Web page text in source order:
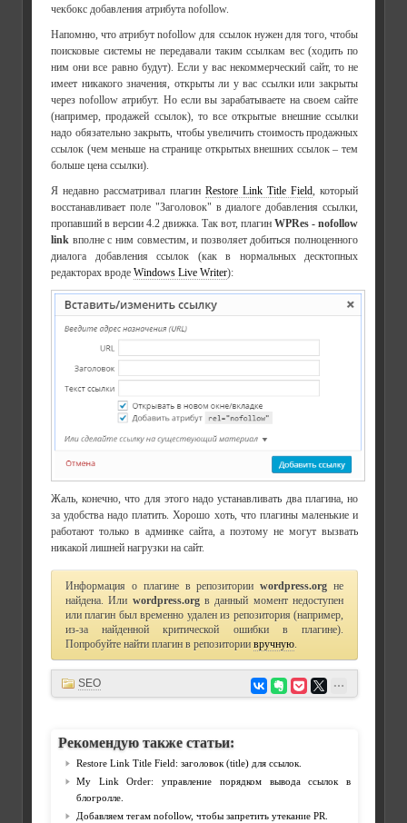
чекбокс добавления атрибута nofollow.
Напомню, что атрибут nofollow для ссылок нужен для того, чтобы
поисковые системы не передавали таким ссылкам вес (ходить по
ним они все равно будут). Если у вас некоммерческий сайт, то не
имеет никакого значения, открыты ли у вас ссылки или закрыты
через nofollow атрибут. Но если вы зарабатываете на своем сайте
(например, продажей ссылок), то все открытые внешние ссылки
надо обязательно закрыть, чтобы увеличить стоимость продажных
ссылок (чем меньше на странице открытых внешних ссылок – тем
больше цена ссылки).
Я недавно рассматривал плагин Restore Link Title Field, который
восстанавливает поле "Заголовок" в диалоге добавления ссылки,
пропавший в версии 4.2 движка. Так вот, плагин WPRes - nofollow
link вполне с ним совместим, и позволяет добиться полноценного
диалога добавления ссылок (как в нормальных десктопных
редакторах вроде Windows Live Writer):
Жаль, конечно, что для этого надо устанавливать два плагина, но
за удобства надо платить. Хорошо хоть, что плагины маленькие и
работают только в админке сайта, а поэтому не могут вызвать
никакой лишней нагрузки на сайт.
Информация о плагине в репозиторииwordpress.org не
найдена. Или wordpress.orgв данный момент недоступен
или плагин был временно удален из репозитория (например,
из-за найденной критической ошибки в плагине).
Попробуйте найти плагин в репозитории вручную.
SEO
Рекомендую также статьи:
Restore Link Title Field: заголовок (title) для ссылок.
My Link Order: управление порядком вывода ссылок в
блогролле.
Добавляем тегам nofollow, чтобы запретить утекание PR.